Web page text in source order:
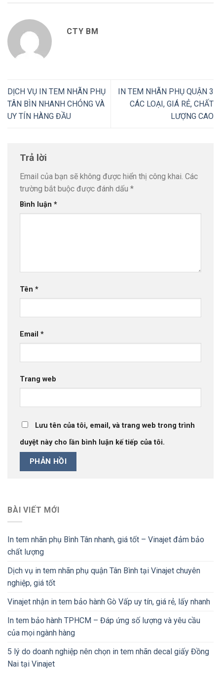
CTY BM
DỊCH VỤ IN TEM NHÃN PHỤ
TÂN BÌN NHANH CHÓNG VÀ
UY TÍN HÀNG ĐẦU
IN TEM NHÃN PHỤ QUẬN 3
CÁC LOẠI, GIÁ RẺ, CHẤT
LƯỢNG CAO
Trả lời
Email của bạn sẽ không được hiển thị công khai. Các
trường bắt buộc được đánh dấu *
Bình luận *
Tên *
Email *
Trang web
Lưu tên của tôi, email, và trang web trong trình
duyệt này cho lần bình luận kế tiếp của tôi.
BÀI VIẾT MỚI
In tem nhãn phụ Bình Tân nhanh, giá tốt – Vinajet đảm bảo
chất lượng
Dịch vụ in tem nhãn phụ quận Tân Bình tại Vinajet chuyên
nghiệp, giá tốt
Vinajet nhận in tem bảo hành Gò Vấp uy tín, giá rẻ, lấy nhanh
In tem bảo hành TPHCM – Đáp ứng số lượng và yêu cầu
của mọi ngành hàng
5 lý do doanh nghiệp nên chọn in tem nhãn decal giấy Đồng
Nai tại Vinajet